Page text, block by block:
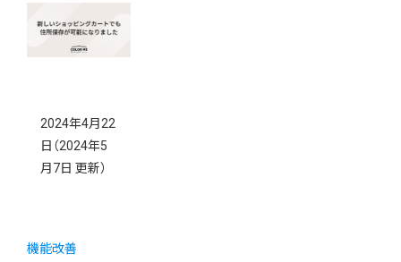
2024年4月22
日 （2024年5
月7日 更新）
機能改善